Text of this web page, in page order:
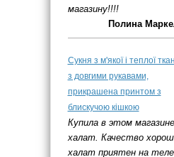
магазину!!!!
Полина
Сукня з м'якої і теплої
з довгими рукавами,
прикрашена принтом з
блискучою кішкою
Купила в этом магазине
халат. Качество
халат приятен на